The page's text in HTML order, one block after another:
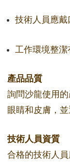
技術人員應戴
工作環境整潔
產品品質
詢問沙龍使用
眼睛和皮膚，並
技術人員資質
合格的技術人